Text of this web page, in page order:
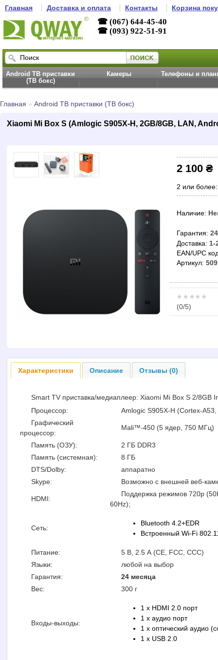
Главная Доставка и оплата Контакты Корзина
☎ (067) 644-45-40
☎ (093) 922-51-91
Android ТВ приставки
(ТВ бокс)
Камеры Телефоны и
Главная » Android ТВ приставки (ТВ бокс)
Xiaomi Mi Box S (Amlogic S905X-H, 2GB/8GB, LAN,
2 100 ₴
2 или
Наличие:
Гарантия:
Доставка: 1-
EAN/UPC
Артикул:
(0/5)
Характеристики Описание Отзывы (0)
Smart TV приставка/медиаплеер: Xiaomi Mi Box S 2/8GB
Процессор:
Amlogic S905X-H (Cortex-
Графический
процессор:
Mali™-450 (5 ядер, 750 МГц)
Память (ОЗУ):
2 ГБ DDR3
Память (системная):
8 ГБ
DTS/Dolby:
аппаратно
Skype:
Возможно с внешней веб-
HDMI:
Поддержка режимов 720p
60Hz);
Сеть:
Bluetooth 4.2+EDR
Встроенный Wi-Fi
Питание:
5 В, 2.5 А (CE, FCC, CCC)
Языки:
любой на выбор
Гарантия:
24 месяца
Вес:
300 г
Входы-выходы:
1 x HDMI 2.0 порт
1 x аудио порт
1 x оптический аудио
1 x USB 2.0